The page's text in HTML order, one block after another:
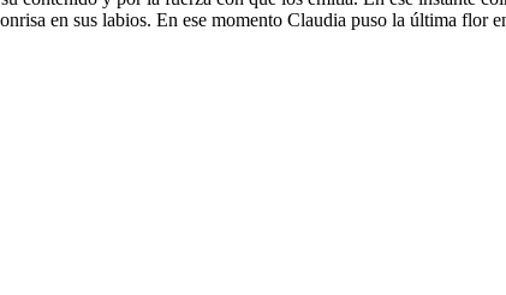
en sus labios. En ese momento Claudia puso la última flor